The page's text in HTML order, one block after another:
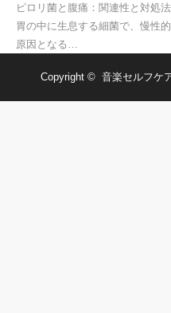
ピロリ菌と腹痛：関連性と対処
胃の中に生息する細菌で、慢性
原因となる…
Copyright © 音楽セルフケ